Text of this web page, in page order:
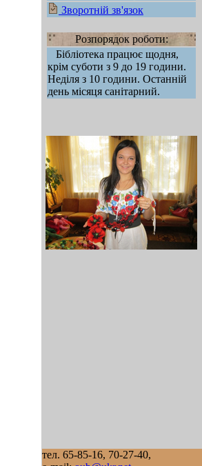
Зворотній зв'язок
Розпорядок роботи:
Бібліотека працює щодня,
крім суботи з 9 до 19 години.
Неділя з 10 години. Останній
день місяця санітарний.
mod sb vertikal
тел. 65-85-16, 70-27-40,